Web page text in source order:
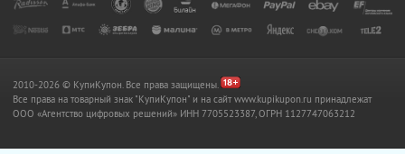
2010-2026 © КупиКупон. Все права защищены.
Все права на товарный знак "КупиКупон" и на сайт www.kupikupon.ru принадлежат
OOO «Агентство цифровых решений» ИНН 7705523387, ОГРН 1127747063212